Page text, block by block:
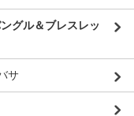
グル＆ブレスレッ
サ